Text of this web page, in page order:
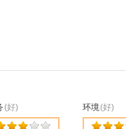
(好) 环境(好)